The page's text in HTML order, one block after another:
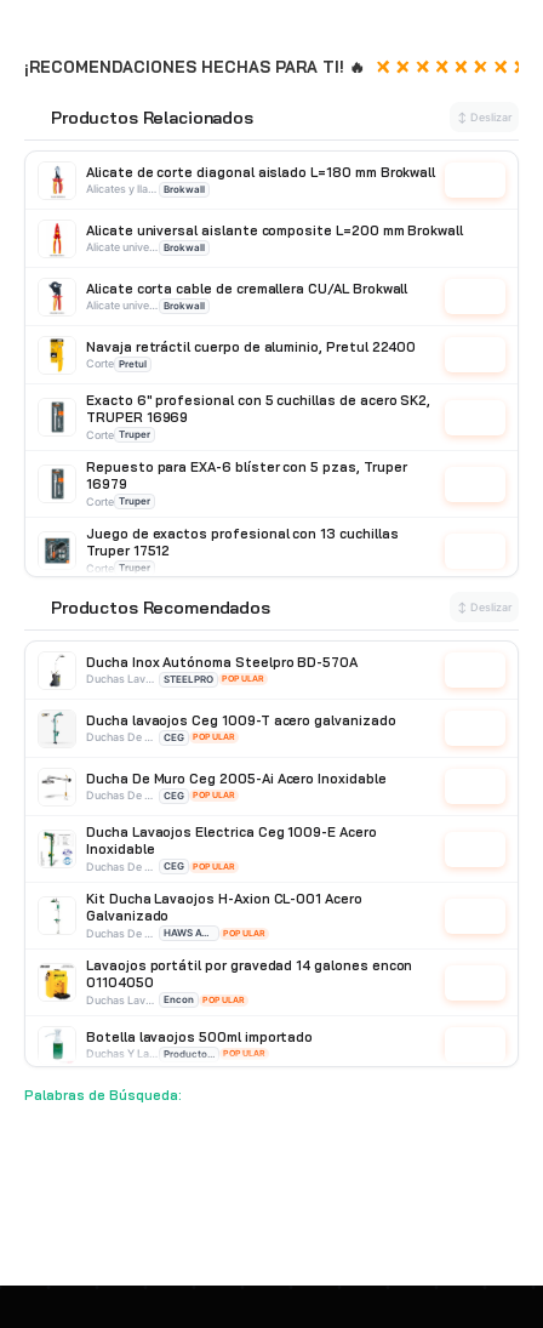
¡RECOMENDACIONES HECHAS PARA TI! 🔥
Productos Relacionados ↕ Deslizar
Alicate de corte diagonal aislado L=180 mm Brokwall
Brokwall
Alicate universal aislante composite L=200 mm Brokwall
Brokwall
Alicate corta cable de cremallera CU/AL Brokwall
Brokwall
Navaja retráctil cuerpo de aluminio, Pretul 22400
Corte Pretul
Exacto 6" profesional con 5 cuchillas de acero SK2,
TRUPER 16969
Corte Truper
Repuesto para EXA-6 blíster con 5 pzas, Truper
16979
Corte Truper
Juego de exactos profesional con 13 cuchillas
Truper 17512
Corte Truper
Juego de exactos con 13 cuchillas en estuche
Pretul 22409
Corte Pretul
Productos Recomendados ↕ Deslizar
Ducha Inox Autónoma Steelpro BD-570A
STEELPRO POPULAR
Ducha lavaojos Ceg 1009-T acero galvanizado
CEG POPULAR
Ducha De Muro Ceg 2005-Ai Acero Inoxidable
CEG POPULAR
Ducha Lavaojos Electrica Ceg 1009-E Acero
Inoxidable
CEG POPULAR
Kit Ducha Lavaojos H-Axion CL-001 Acero
Galvanizado
HAWS AVLIS POPULAR
Lavaojos portátil por gravedad 14 galones encon
01104050
Encon POPULAR
Botella lavaojos 500ml importado
POPULAR
Lavaojo de pared inox CEG 3002-ABS
Palabras de Búsqueda: